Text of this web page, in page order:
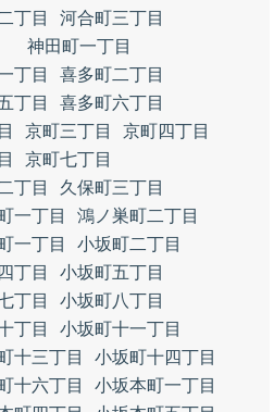
丁目
河合町三丁目
神田町一丁目
丁目
喜多町二丁目
丁目
喜多町六丁目
京町三丁目
京町四丁目
京町七丁目
丁目
久保町三丁目
一丁目
鴻ノ巣町二丁目
一丁目
小坂町二丁目
丁目
小坂町五丁目
丁目
小坂町八丁目
丁目
小坂町十一丁目
十三丁目
小坂町十四丁目
十六丁目
小坂本町一丁目